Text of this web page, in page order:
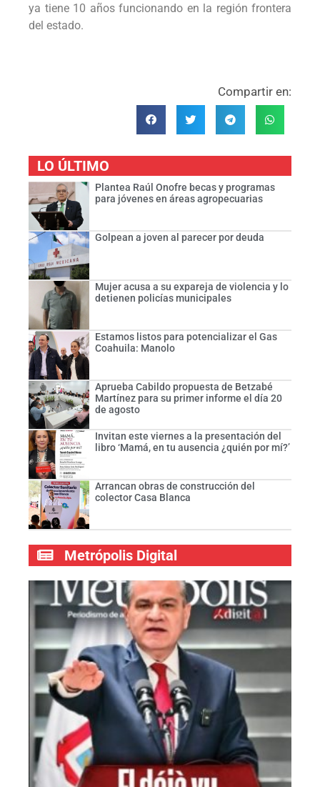
ya tiene 10 años funcionando en la región frontera
del estado.
Compartir en:
LO ÚLTIMO
Plantea Raúl Onofre becas y programas
para jóvenes en áreas agropecuarias
Golpean a joven al parecer por deuda
Mujer acusa a su expareja de violencia y lo
detienen policías municipales
Estamos listos para potencializar el Gas
Coahuila: Manolo
Aprueba Cabildo propuesta de Betzabé
Martínez para su primer informe el día 20
de agosto
Invitan este viernes a la presentación del
libro ‘Mamá, en tu ausencia ¿quién por mí?’
Arrancan obras de construcción del
colector Casa Blanca
Metrópolis Digital